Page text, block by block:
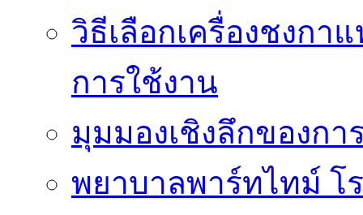
วิธีเลือกเครื่องชงกา
การใช้งาน
มุมมองเชิงลึกของก
พยาบาลพาร์ทไทม์ โ